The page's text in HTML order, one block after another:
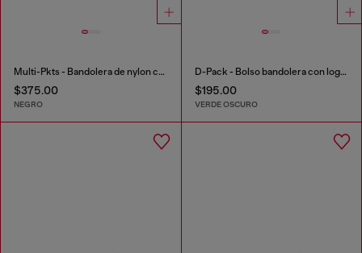
Multi-Pkts - Bandolera de nylon con bolsillo de solapa
$375.00
NEGRO
D-Pack - Bolso bandolera con logo emblemático
$195.00
VERDE OSCURO